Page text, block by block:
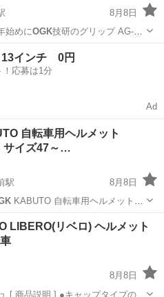
8月8日
始めにOGK技研のグリップ AG-
自転車
インチ 0円
応募は1分
Ad
自転車用ヘルメット
サイズ47～…
駅
8月8日
KABUTO 自転車用ヘルメット
その他 ヘルメット
LIBERO(リベロ) ヘルメット
8月8日